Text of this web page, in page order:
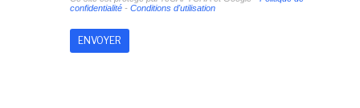
confidentialité- Conditions d'utilisation